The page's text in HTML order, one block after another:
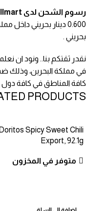
رسوم الشحن لدى rosehillmart :
بحريني .
نقدر ثقتكم بنا.. ونود ان
في مملكة البحرين، وذلك
كافة المناطق في كافة دول
PRODUCTS
Doritos Spicy Sweet Chili
Export, 92.1g
متوفر في المخزون